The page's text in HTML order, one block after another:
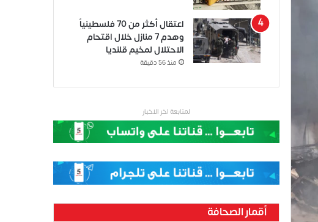
اعتقال أكثر من 70 فلسطينياً
وهدم 7 منازل خلال اقتحام
الاحتلال لمخيم قلنديا
منذ 56 دقيقة
لمتابعة اخر الاخبار
أقمار الصحافة